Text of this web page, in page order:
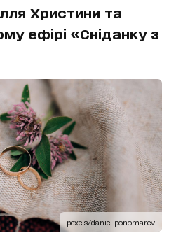
Христини та
ефірі «Сніданку з
pexels/daniel ponomarev